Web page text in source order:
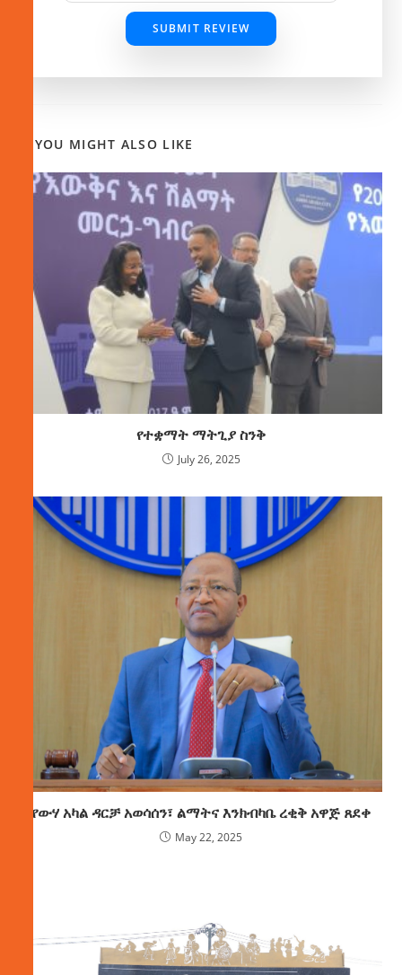
SUBMIT REVIEW
YOU MIGHT ALSO LIKE
የተቋማት ማትጊያ ስንቅ
July 26, 2025
የውሃ አካል ዳርቻ አወሳሰን፣ ልማትና እንክብካቤ ረቂቅ አዋጅ ጸደቀ
May 22, 2025